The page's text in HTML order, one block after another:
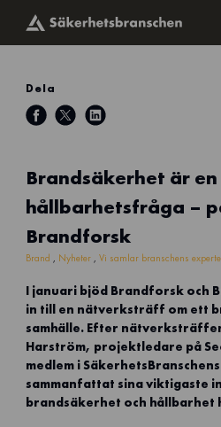
Dela
Brandsäkerhet är en
hållbarhetsfråga –
Brandforsk
Brand Nyheter Vi samlar branschens
I januari bjöd Brandforsk och
in till en nätverksträff om ett
samhälle. Efter
Harström, projektledare på
medlem i
sammanfattat sina viktigaste
brandsäkerhet och hållbarhet